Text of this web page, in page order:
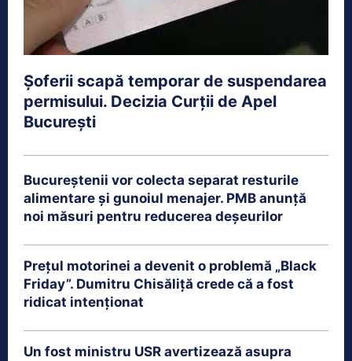
Șoferii scapă temporar de suspendarea
permisului. Decizia Curții de Apel
București
Bucureștenii vor colecta separat resturile
alimentare și gunoiul menajer. PMB anunță
noi măsuri pentru reducerea deșeurilor
Prețul motorinei a devenit o problemă „Black
Friday”. Dumitru Chisăliță crede că a fost
ridicat intenționat
Un fost ministru USR avertizează asupra